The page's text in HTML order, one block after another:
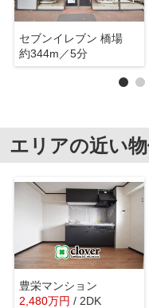
セブンイレブン 橋場
約344m／5分
エリアの近い
豊栄マンション
2,480万円 / 2DK